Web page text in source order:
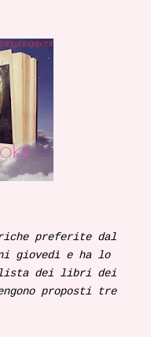
preferite dal
giovedì e ha lo
lista dei libri dei
proposti tre